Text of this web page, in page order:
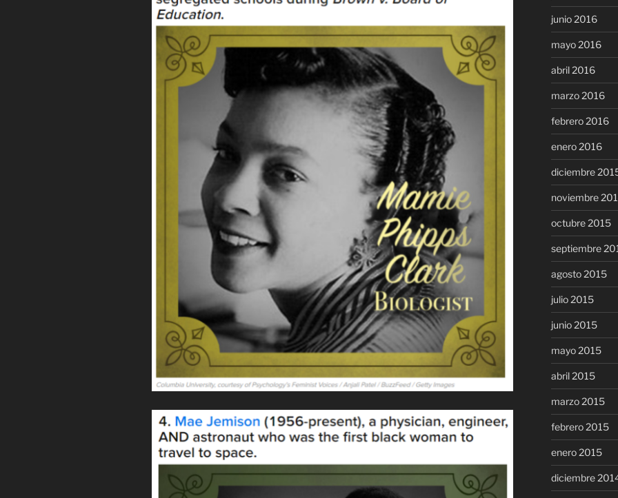
junio 2016
mayo 2016
abril 2016
marzo 2016
febrero 2016
enero 2016
diciembre
noviembre
octubre 2015
septiembre
agosto 2015
julio 2015
junio 2015
mayo 2015
abril 2015
marzo 2015
febrero 2015
enero 2015
diciembre